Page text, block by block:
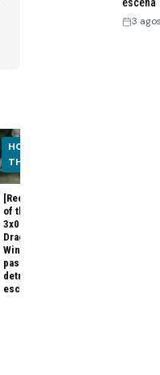
HOUSE OF
THE DRAGON
[Recap] House
of the Dragon
3x07 «The
Dragon in
Winter»: qué
pasó, análisis y
detrás de
escena
3